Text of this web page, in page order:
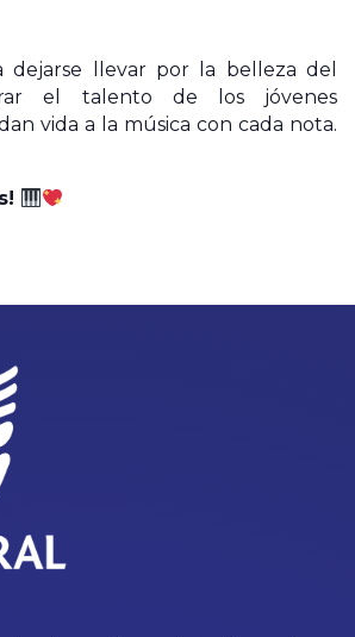
dejarse llevar por la belleza del
el talento de los jóvenes
vida a la música con cada nota.